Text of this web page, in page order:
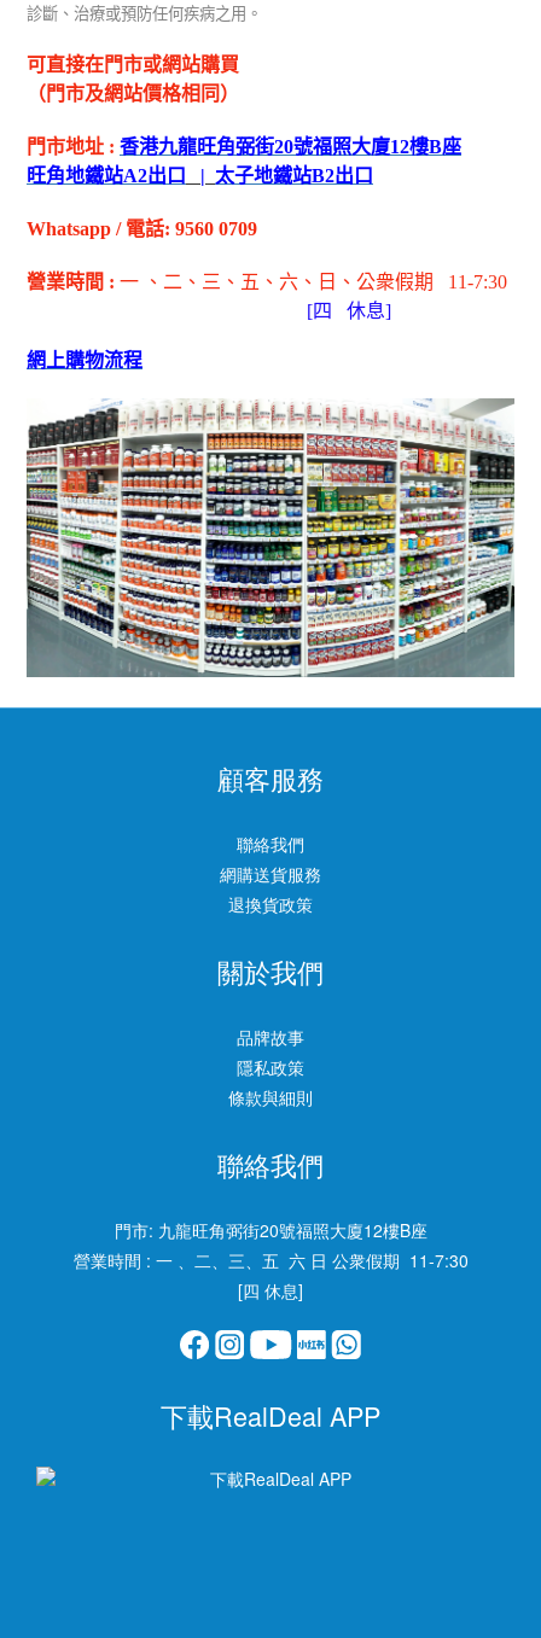
診斷、治療或預防任何疾病之用。
可直接在門市或網站購買
（門市及網站價格相同）
門市地址 : 香港九龍旺角弼街20號福照大廈12樓B座
旺角地鐵站A2出 口 | 太子地鐵站B2出 口
Whatsapp / 電話: 9560 0709
營業時間 : 一 、二、三、五 、六 、日 、公衆假期
11-7:30
[四 休息]
網上購物流程
顧客服務
聯絡我們
網購送貨服務
退換貨政策
關於我們
品牌故事
隱私政策
條款與細則
聯絡我們
門市: 九龍旺角弼街20號福照大廈12樓B座
營業時間 : 一 、二、三、五 六 日 公衆假期 11-7:30
[四 休息]
下載RealDeal APP